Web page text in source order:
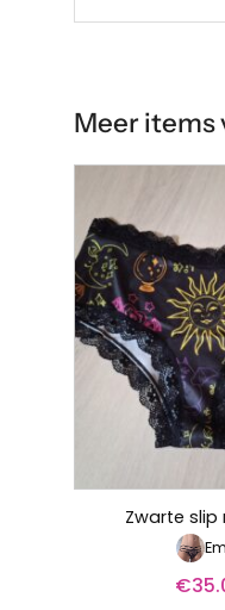
Meer items
Zwarte slip
€